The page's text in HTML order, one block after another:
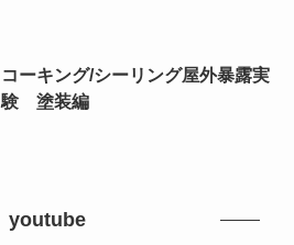
コーキング/シーリング屋外暴露実
験 塗装編
youtube